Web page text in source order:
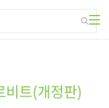
비트(개정판)